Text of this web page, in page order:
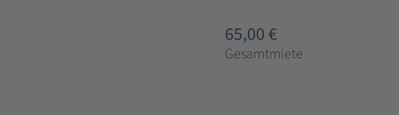
65,00 €
Gesamtmiete